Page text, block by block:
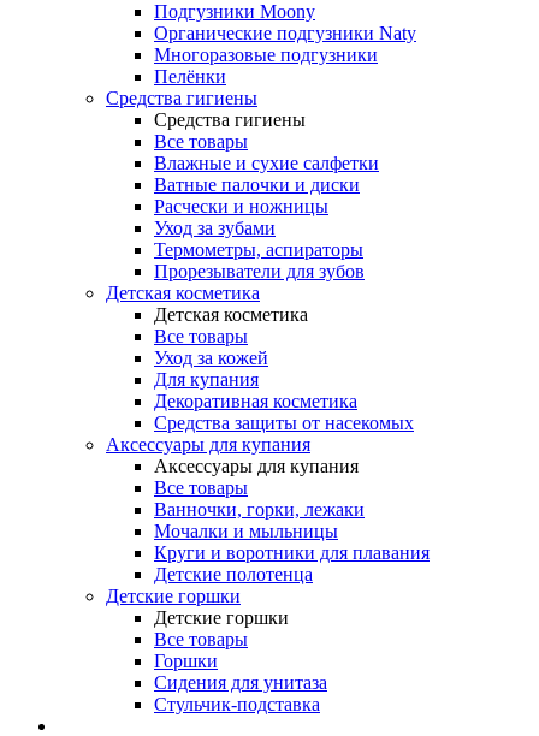
Подгузники Moony
Органические подгузники Naty
Многоразовые подгузники
Пелёнки
Средства гигиены
Средства гигиены
Все товары
Влажные и сухие салфетки
Ватные палочки и диски
Расчески и ножницы
Уход за зубами
Термометры, аспираторы
Прорезыватели для зубов
Детская косметика
Детская косметика
Все товары
Уход за кожей
Для купания
Декоративная косметика
Средства защиты от насекомых
Аксессуары для купания
Аксессуары для купания
Все товары
Ванночки, горки, лежаки
Мочалки и мыльницы
Круги и воротники для плавания
Детские полотенца
Детские горшки
Детские горшки
Все товары
Горшки
Сидения для унитаза
Стульчик-подставка